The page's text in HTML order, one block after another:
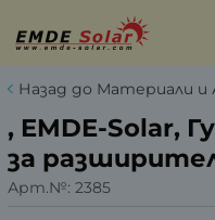
Назад до Материали и
, EMDE-Solar,
за
Арт.№: 2385